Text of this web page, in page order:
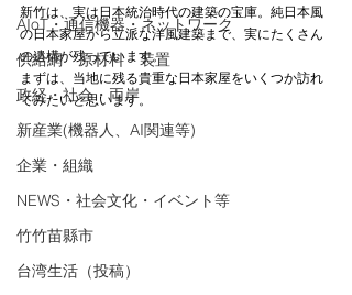
AIoT・通信機器・ネットワーク
供給網 原材料 装置
政経・社会・両岸
新産業(機器人、AI関連等)
企業・組織
NEWS・社会文化・イベント等
竹竹苗縣市
台湾生活（投稿）
新竹は、実は日本統治時代の建築の宝庫。純日本風
の日本家屋から立派な洋風建築まで、実にたくさん
の遺構が残っています。
まずは、当地に残る貴重な日本家屋をいくつか訪れ
てみたいと思います。